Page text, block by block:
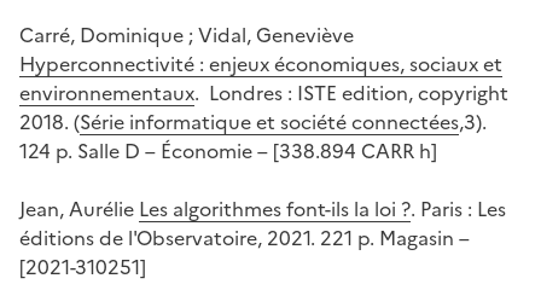
Carré, Dominique ; Vidal, Geneviève
Hyperconnectivité : enjeux économiques, sociaux et
environnementaux. Londres : ISTE edition, copyright
2018. (Série informatique et société connectées,3).
124 p. Salle D – Économie – [338.894 CARR h]
Jean, Aurélie Les algorithmes font-ils la loi ?. Paris : Les
éditions de l'Observatoire, 2021. 221 p. Magasin –
[2021-310251]